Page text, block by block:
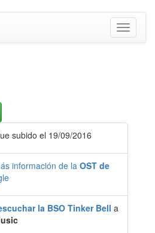
Toggle
subido el 19/09/2016
información de laOST de
la BSO Tinker Bell a